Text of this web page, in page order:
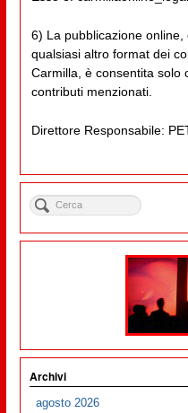
6) La pubblicazione
qualsiasi altro format dei
Carmilla, è consentita solo
contributi menzionati.
Direttore Responsabile:
Archivi
agosto 2026